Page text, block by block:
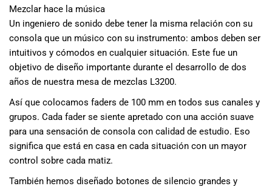
Nuestro equipo
de expertos en
música está
aquí para
ayudarte a
instrumento o
equipo de
audio
adecuado para
al cliente
Mezclar hace la música
Un ingeniero de sonido debe tener la misma relación con su
consola que un músico con su instrumento: ambos deben ser
intuitivos y cómodos en cualquier situación. Este fue un
objetivo de diseño importante durante el desarrollo de dos
años de nuestra mesa de mezclas L3200.
Así que colocamos faders de 100 mm en todos sus canales y
grupos. Cada fader se siente apretado con una acción suave
para una sensación de consola con calidad de estudio. Eso
significa que está en casa en cada situación con un mayor
control sobre cada matiz.
También hemos diseñado botones de silencio grandes y